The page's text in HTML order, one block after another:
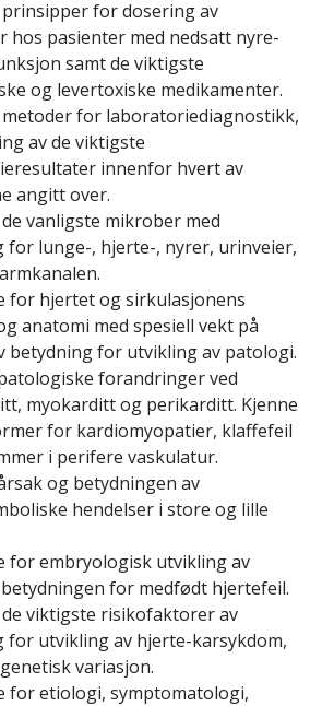
for dosering av
hos pasienter med nedsatt nyre-
samt de viktigste
og levertoxiske medikamenter.
metoder for laboratoriediagnostikk,
av de viktigste
innenfor hvert av
angitt over.
vanligste mikrober med
for lunge-, hjerte-, nyrer, urinveier,
for hjertet og sirkulasjonens
anatomi med spesiell vekt på
betydning for utvikling av patologi.
forandringer ved
myokarditt og perikarditt. Kjenne
for kardiomyopatier, klaffefeil
i perifere vaskulatur.
og betydningen av
hendelser i store og lille
for embryologisk utvikling av
for medfødt hjertefeil.
viktigste risikofaktorer av
for utvikling av hjerte-karsykdom,
variasjon.
for etiologi, symptomatologi,